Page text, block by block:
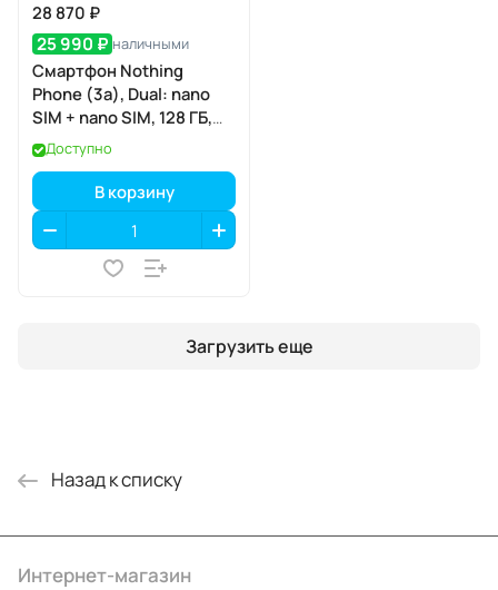
28 870 ₽
25 990 ₽ наличными
Смартфон Nothing
Phone (3a), Dual: nano
SIM + nano SIM, 128 ГБ,
Чёрный
Доступно
В корзину
Загрузить еще
Назад к списку
Интернет-магазин